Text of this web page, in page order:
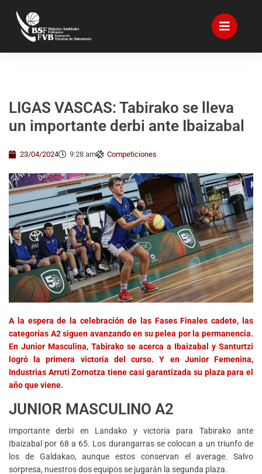
LIGAS VASCAS: Tabirako se lleva
un importante derbi ante Ibaizabal
23/04/2024 9:28 am Competiciones
A la espera de la celebración de las Fases Finales cadete, las
categorías A2 siguen avanzando en su pelea por la permanencia.
En Junior Masculina, Tabirako se acerca a Ibaizabal y Santurtzi
logró la primera victoria del curso. Y en Junior Femenina,
Industrias Arruti Zornotza tiene casi garantizada su plaza para el
año que viene.
JUNIOR MASCULINO A2
Importante derbi en Landako y victoria para Tabirako ante
Ibaizabal por 68 a 65. Los durangarras se colocan a un triunfo de
los de Galdakao, aunque estos conservan el average. Salvo
sorpresa, nuestros dos equipos se jugarán la segunda plaza.